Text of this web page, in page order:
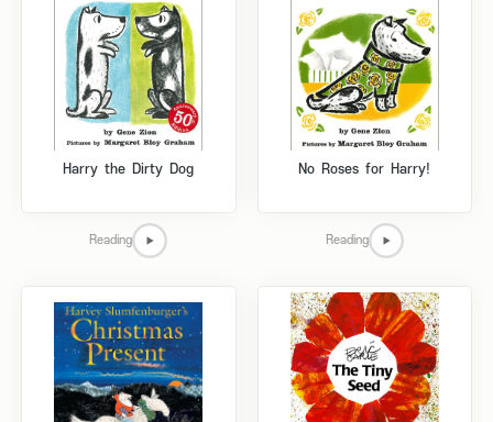
Harry the Dirty Dog
Reading
No Roses for Harry!
Reading